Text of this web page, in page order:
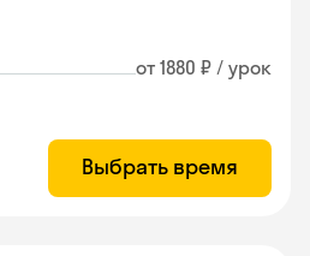
от 1880 ₽ / урок
Выбрать время